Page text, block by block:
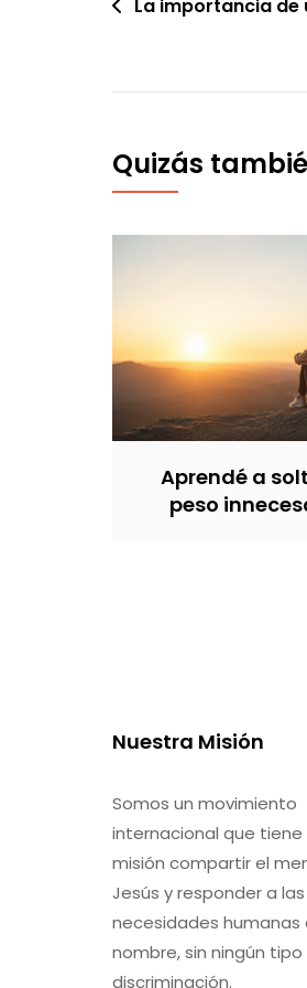
Navegación
entradas
La importancia de
Quizás
Aprendé a
peso
Nuestra Misión
Somos un movimiento
internacional que
misión compartir el
Jesús y responder a las
necesidades humanas
nombre, sin ningún tipo
discriminación.